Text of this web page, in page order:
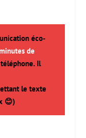
éco-
de
Il
le texte
😊)